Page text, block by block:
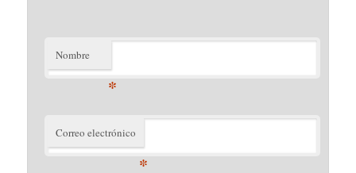
Nombre
*
Correo electrónico
*